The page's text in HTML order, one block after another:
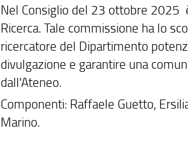
Nel Consiglio del 23 ottobre 2025
Ricerca. Tale commissione ha lo
ricercatore del Dipartimento
divulgazione e garantire una
dall'Ateneo.
Componenti: Raffaele Guetto,
Marino.